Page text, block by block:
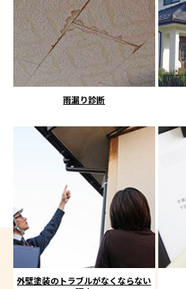
雨漏り診断
外壁塗装のトラブルがなくならない